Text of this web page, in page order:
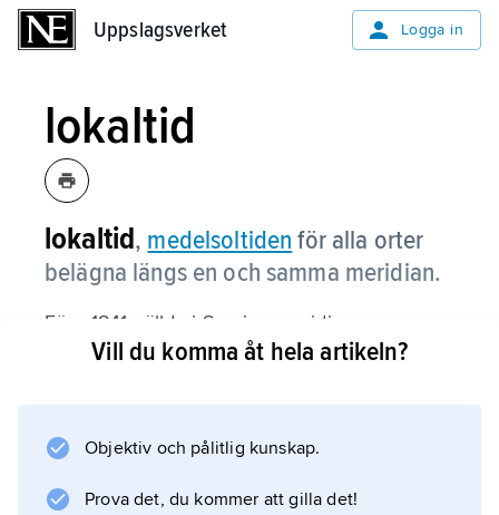
Uppslagsverket Logga in
lokaltid
lokaltid, medelsoltiden för alla orter
belägna längs en och samma meridian.
Före 1841 gällde i Sverige meridianens sanna
soltid som lokaltid. Skillnaden mellan lokaltid
centralmeridian.
Vill du komma åt hela artikeln?
Objektiv och pålitlig kunskap.
Prova det, du kommer att gilla det!